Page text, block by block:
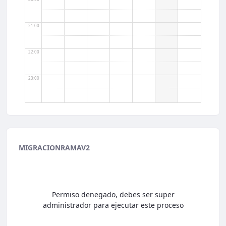
21:00
22:00
23:00
MIGRACIONRAMAV2
Permiso denegado, debes ser super
administrador para ejecutar este proceso